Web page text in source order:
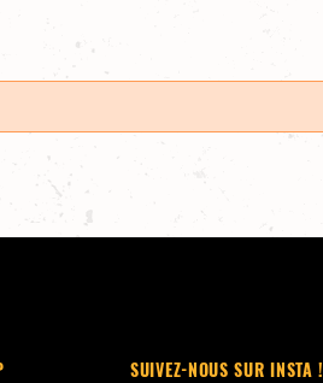
SUIVEZ-NOUS SUR INSTA !